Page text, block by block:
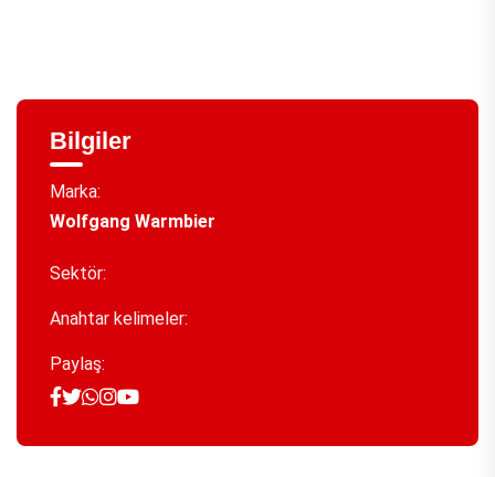
Bilgiler
Marka:
Wolfgang Warmbier
Sektör:
Anahtar kelimeler:
Paylaş: